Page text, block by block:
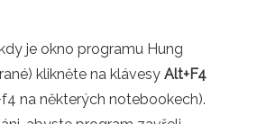
je okno programu Hung
klikněte na klávesy Alt+F4
na některých notebookech).